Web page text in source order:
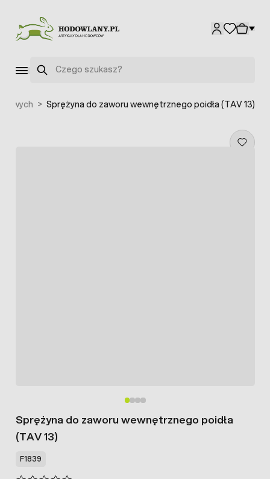
Szukaj
> Sprężyna do zaworu wewnętrznego poidła (TAV 13)
Sprężyna do zaworu wewnętrznego poidła
(TAV 13)
F1839